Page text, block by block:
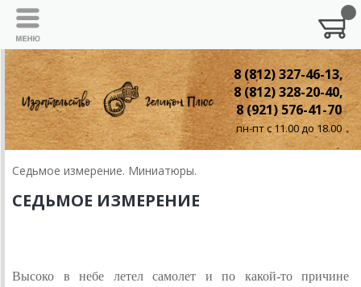
8 (812) 327-46-13,
8 (812) 328-20-40,
8 (921) 576-41-70
пн-пт с 11.00 до 18.00
Седьмое измерение. Миниатюры.
СЕДЬМОЕ ИЗМЕРЕНИЕ
Высоко в небе летел самолет и по какой-топричине